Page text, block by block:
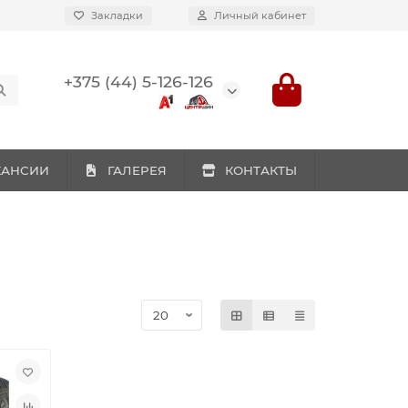
Закладки Личный кабинет
+375 (44) 5-126-126
ГАЛЕРЕЯ КОНТАКТЫ